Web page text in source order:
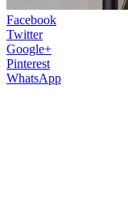
Facebook
Twitter
Google+
Pinterest
WhatsApp